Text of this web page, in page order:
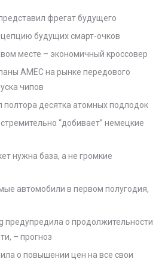
фрегат будущего
будущих смарт-очков
месте – экономичный кроссовер
AMEC на рынке передового
чипов
полтора десятка атомных подлодок
“добивает” немецкие
нужна база, а не громкие
автомобили в первом полугодия,
предупредила о продолжительности
– прогноз
о повышении цен на все свои